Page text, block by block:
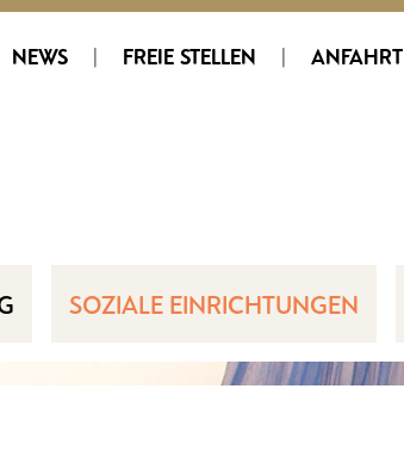
NEWS | FREIE STELLEN | ANFAHRT
SOZIALE EINRICHTUNGEN